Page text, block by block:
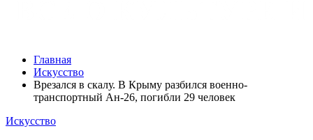
Главная
Искусство
Врезался в скалу. В Крыму разбился военно-
транспортный Ан-26, погибли 29 человек
Искусство